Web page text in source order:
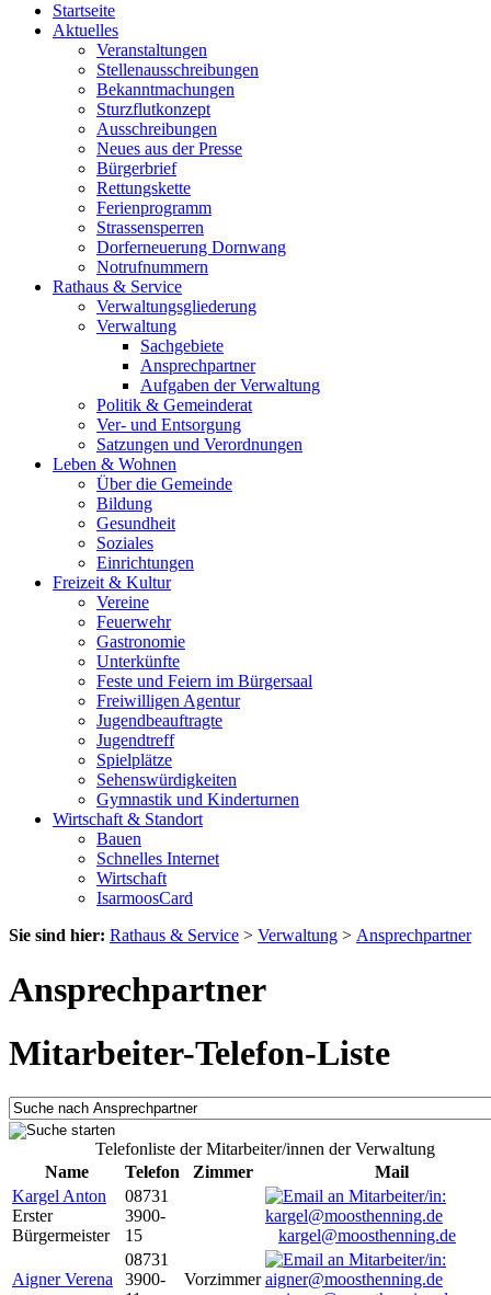
Startseite
Aktuelles
Veranstaltungen
Stellenausschreibungen
Bekanntmachungen
Sturzflutkonzept
Ausschreibungen
Neues aus der Presse
Bürgerbrief
Rettungskette
Ferienprogramm
Strassensperren
Dorferneuerung Dornwang
Notrufnummern
Rathaus & Service
Verwaltungsgliederung
Verwaltung
Sachgebiete
Ansprechpartner
Aufgaben der Verwaltung
Politik & Gemeinderat
Ver- und Entsorgung
Satzungen und Verordnungen
Leben & Wohnen
Über die Gemeinde
Bildung
Gesundheit
Soziales
Einrichtungen
Freizeit & Kultur
Vereine
Feuerwehr
Gastronomie
Unterkünfte
Feste und Feiern im Bürgersaal
Freiwilligen Agentur
Jugendbeauftragte
Jugendtreff
Spielplätze
Sehenswürdigkeiten
Gymnastik und Kinderturnen
Wirtschaft & Standort
Bauen
Schnelles Internet
Wirtschaft
IsarmoosCard
Sie sind hier: Rathaus & Service > Verwaltung > Ansprechpartner
Ansprechpartner
Mitarbeiter-Telefon-Liste
Telefonliste der Mitarbeiter/innen der Verwaltung
Name
Telefon Zimmer
Mail
Kargel Anton
Erster
Bürgermeister
08731
3900-
15
kargel@moosthenning.de
Aigner Verena
08731
3900-
Vorzimmer